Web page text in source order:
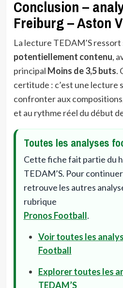
Conclusion –
Freiburg – Aston
La lecture TEDAM’S ressort
potentiellement contenu,
principal Moins de 3,5 buts.
certitude : c’est une lecture
confronter aux
et au rythme réel du début
Toutes les analyses
Cette fiche fait partie du
TEDAM’S. Pour
retrouve les autres
rubrique
Pronos Football.
Voir toutes les
Football
Explorer toutes les
TEDAM’S